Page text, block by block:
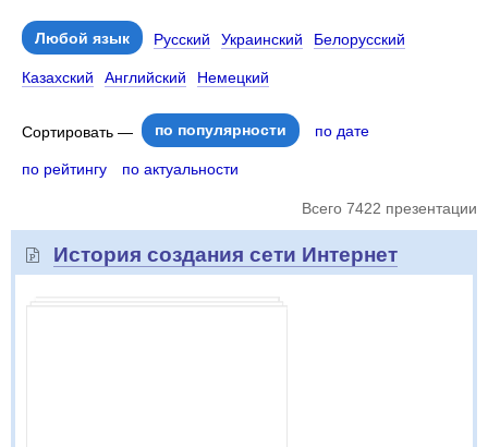
Любой язык Русский Украинский Белорусский
Казахский Английский Немецкий
Сортировать — по популярности по дате
по рейтингу по актуальности
Всего 7422 презентации
История создания сети Интернет